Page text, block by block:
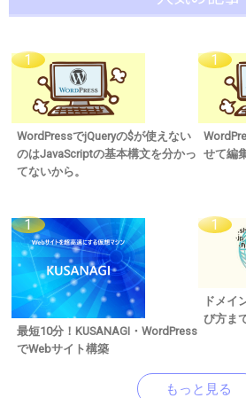
WordPressでjQueryの$が使えない
のはJavaScriptの基本構文を分かっ
てないから。
せて編
最短10分！KUSANAGI・WordPress
でWebサイト構築
ドメイ
び方ま
もっと見る